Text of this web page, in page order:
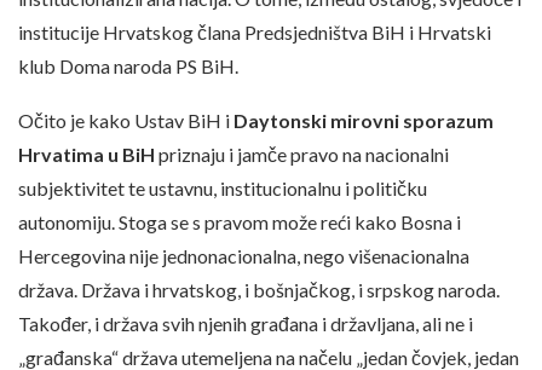
institucije Hrvatskog člana Predsjedništva BiH i Hrvatski
klub Doma naroda PS BiH.
Očito je kako Ustav BiH i Daytonski mirovni sporazum
Hrvatima u BiH priznaju i jamče pravo na nacionalni
subjektivitet te ustavnu, institucionalnu i političku
autonomiju. Stoga se s pravom može reći kako Bosna i
Hercegovina nije jednonacionalna, nego višenacionalna
država. Država i hrvatskog, i bošnjačkog, i srpskog naroda.
Također, i država svih njenih građana i državljana, ali ne i
„građanska“ država utemeljena na načelu „jedan čovjek, jedan